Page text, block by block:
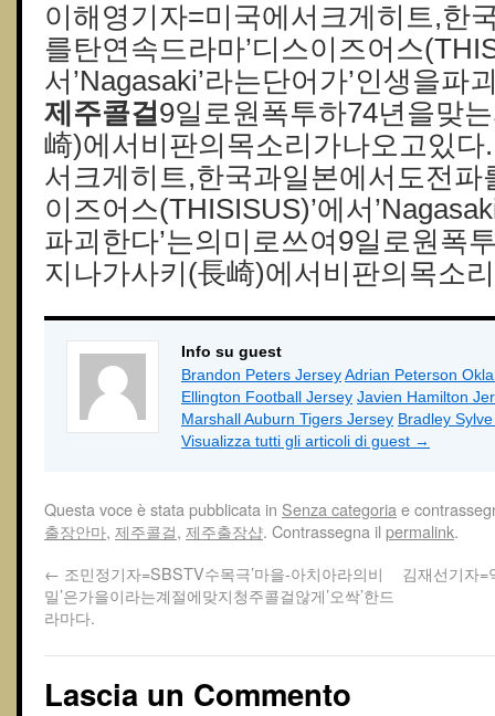
이해영기자=미국에서크게히트,한
를탄연속드라마’디스이즈어스
서’Nagasaki’라는단어가’인생을파
제주콜걸 9일로원폭투하74년을맞
崎)에서비판의목소리가나오고있
서크게히트,한국과일본에서도전파
이즈어스(THISISUS)’에서
파괴한다’는의미로쓰여9일로원폭
지나가사키(長崎)에서비판의목소
Info su guest
Brandon Peters JerseyAdrian Peterson
Ellington Football Jersey Javien Hamilton
Marshall Auburn Tigers Jersey Bradley
Visualizza tutti gli articoli di guest →
Questa voce è stata pubblicata in Senza categoria e
출장안마, 제주콜걸, 제주 출장샵. Contrassegna il permalink.
← 조민정기자=SBSTV수목극’마을-아치아라의비
밀’은가을이라는계절에맞지청주콜걸않게’오싹’한드
라마다.
김재선기자
Lascia un Commento